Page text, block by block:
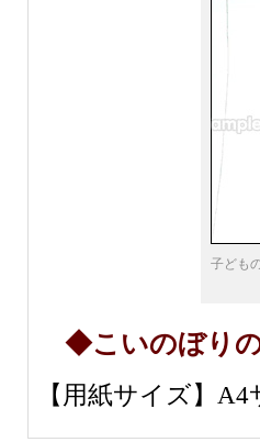
子ども
◆こいのぼり
【用紙サイズ】